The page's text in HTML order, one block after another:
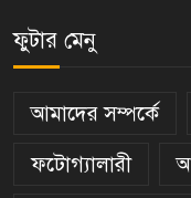
ফুটার মেনু
আমাদের সম্পর্কে
ফটোগ্যালারী